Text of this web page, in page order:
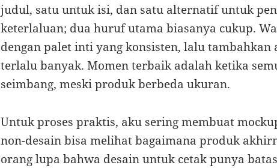
judul, satu untuk isi, dan satu alternatif untuk
keterlaluan; dua huruf utama biasanya cukup.
dengan palet inti yang konsisten, lalu tambahkan
terlalu banyak. Momen terbaik adalah ketika
seimbang, meski produk berbeda ukuran.
Untuk proses praktis, aku sering membuat
non-desain bisa melihat bagaimana produk
orang lupa bahwa desain untuk cetak punya